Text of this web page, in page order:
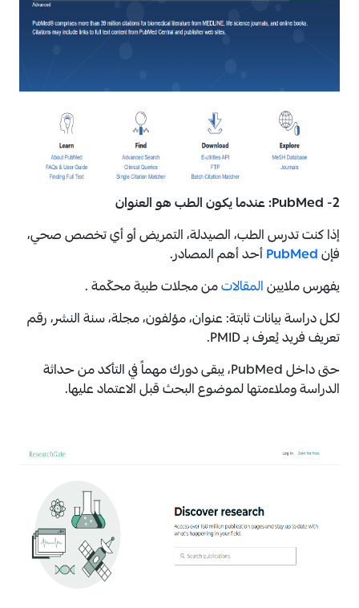
2- PubMed: عندما يكون الطب هو العنوان
إذا كنت تدرس الطب، الصيدلة، التمريض أو أي تخصص صحي،
فإنPubMedأحد أهم المصادر.
يفهرس ملايينالمقالاتمن مجلات طبية محكّمة .
لكل دراسة بيانات ثابتة: عنوان، مؤلفون، مجلة، سنة النشر، رقم
تعريف فريد يُعرف بـ PMID.
حتى داخل PubMed، يبقى دورك مهماً في التأكد من حداثة
الدراسة وملاءمتها لموضوع البحث قبل الاعتماد عليها.